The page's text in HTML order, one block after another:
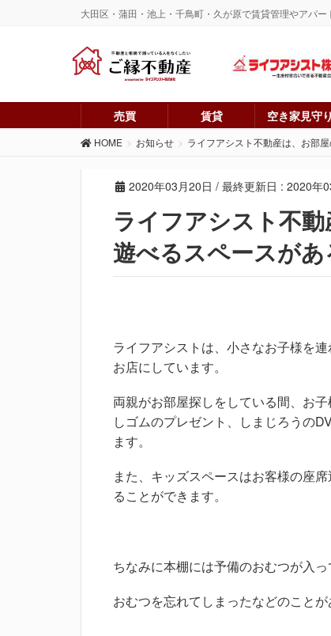
大田区・蒲田・池上・千鳥町・久が原で賃貸管理やアパ
売買 賃貸 空き家見守
HOME お知らせ ライフアシスト不動産は、お部
2020年03月20日 / 最終更新日 : 2020年
ライフアシスト不
遊べるスペースがあ
ライフアシストは、小さなお子様を
お店にしています。
両親がお部屋探しをしている間、お
しゴムのプレゼント、しまじろうの
ます。
また、キッズスペースはお客様の座
ることができます。
ちなみに本棚には予備のおむつが入っ
おむつを忘れてしまったなどのことが